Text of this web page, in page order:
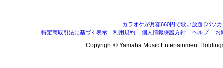
カラオケが月額660円で歌い放題 [パソ
特定商取引法に基づく表示
利用規約 個人情報保護方針 ヘルプ お
Copyright © Yamaha Music Entertainment